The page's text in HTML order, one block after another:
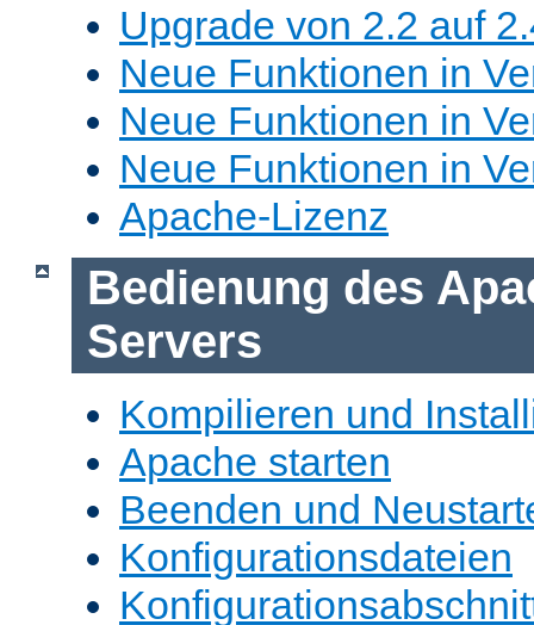
Upgrade von 2.2 auf
Neue Funktionen in
Neue Funktionen in
Neue Funktionen in
Apache-Lizenz
Bedienung des
Servers
Kompilieren und
Apache starten
Beenden und
Konfigurationsdateien